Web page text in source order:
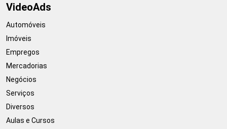
VideoAds
Automóveis
Imóveis
Empregos
Mercadorias
Negócios
Serviços
Diversos
Aulas e Cursos